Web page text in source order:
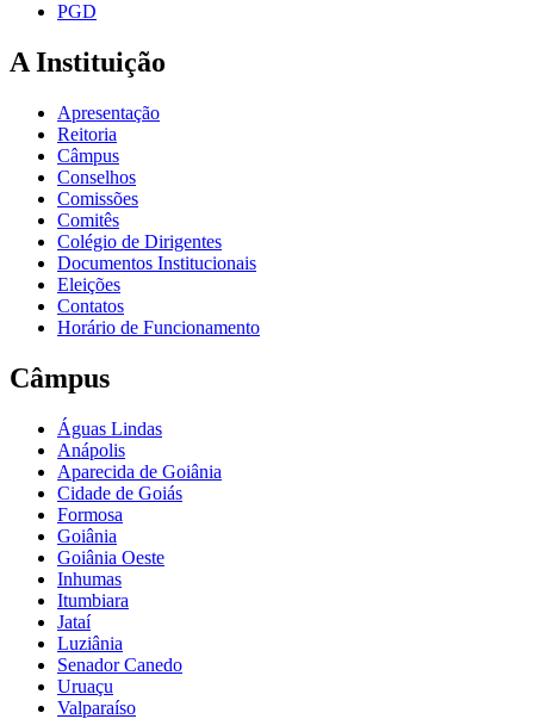
PGD
A Instituição
Apresentação
Reitoria
Câmpus
Conselhos
Comissões
Comitês
Colégio de Dirigentes
Documentos Institucionais
Eleições
Contatos
Horário de Funcionamento
Câmpus
Águas Lindas
Anápolis
Aparecida de Goiânia
Cidade de Goiás
Formosa
Goiânia
Goiânia Oeste
Inhumas
Itumbiara
Jataí
Luziânia
Senador Canedo
Uruaçu
Valparaíso